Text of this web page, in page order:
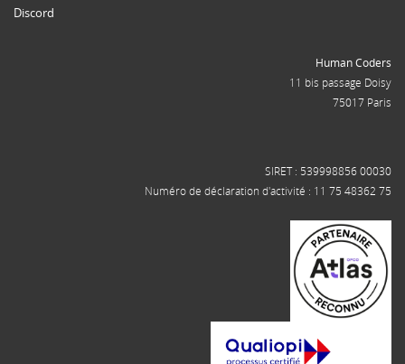
Discord
Human Coders
11 bis passage Doisy
75017 Paris
SIRET : 539998856 00030
Numéro de déclaration d'activité : 11 75 48362 75